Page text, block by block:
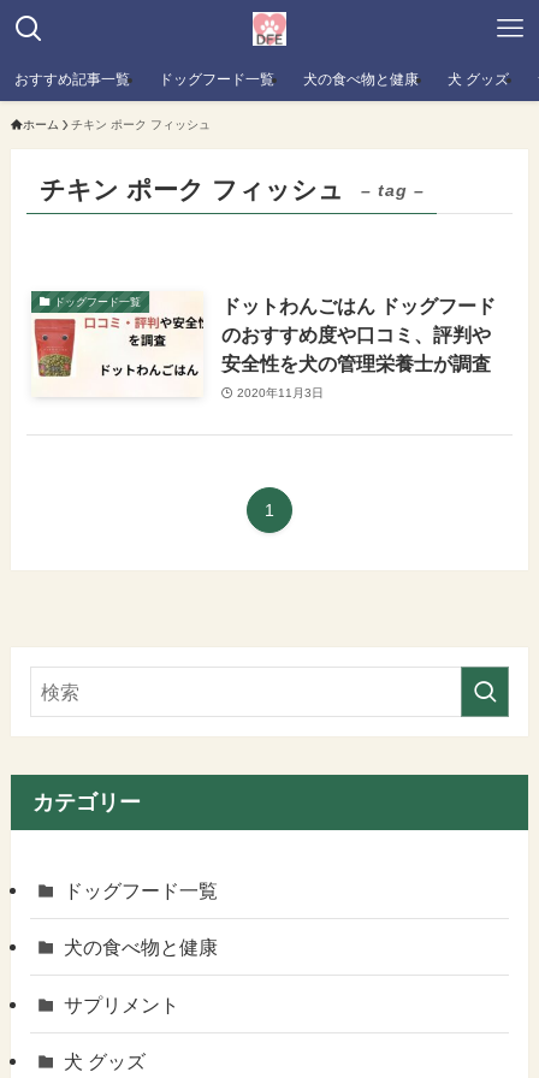
おすすめ記事一覧 ドッグフード一覧 犬の食べ物と健康 犬 グッズ
ホーム チキン ポーク フィッシュ
チキン ポーク フィッシュ – tag –
ドッグフード一覧
ドットわんごはん ドッグフード
のおすすめ度や口コミ、評判や
安全性を犬の管理栄養士が調査
2020年11月3日
1
カテゴリー
ドッグフード一覧
犬の食べ物と健康
サプリメント
犬 グッズ